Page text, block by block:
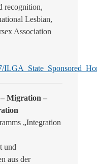
recognition,
Lesbian,
Association
Migration –
„Integration
und
aus der